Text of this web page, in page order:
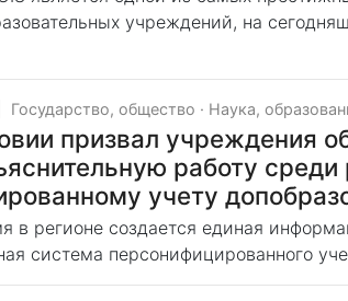
учреждений, на
Государство, общество · Наука,
призвал учреждения
работу среди
учету
в регионе создается единая
система персонифицированного